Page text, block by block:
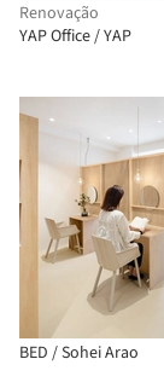
Renovação
YAP Office / YAP
BED / Sohei Arao